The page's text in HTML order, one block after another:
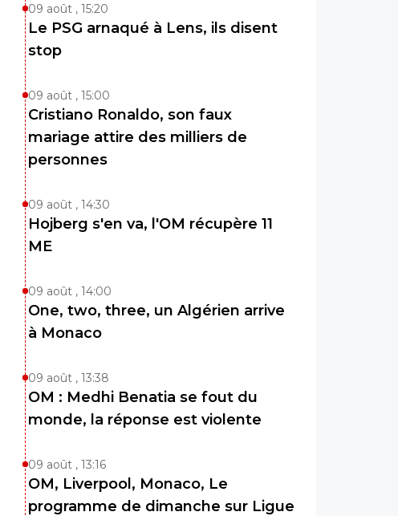
09 août , 15:20
Le PSG arnaqué à Lens, ils disent
stop
09 août , 15:00
Cristiano Ronaldo, son faux
mariage attire des milliers de
personnes
09 août , 14:30
Hojberg s'en va, l'OM récupère 11
ME
09 août , 14:00
One, two, three, un Algérien arrive
à Monaco
09 août , 13:38
OM : Medhi Benatia se fout du
monde, la réponse est violente
09 août , 13:16
OM, Liverpool, Monaco, Le
programme de dimanche sur Ligue